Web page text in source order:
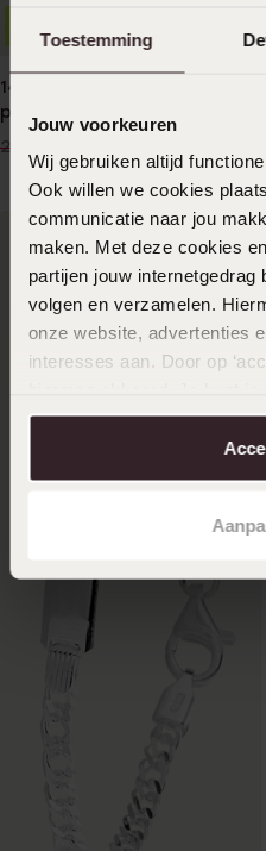
Toestemming
Jouw voorkeuren
Wij gebruiken altijd
Ook willen we cookies
communicatie naar jou
maken. Met deze cookies
partijen jouw internetgedrag
volgen en verzamelen.
onze website, advertenties
interesses aan. Door op
aanpassen. Lees er meer
14 karaat gouden
plaatarmband met hart voor
kinderen
249.99 199